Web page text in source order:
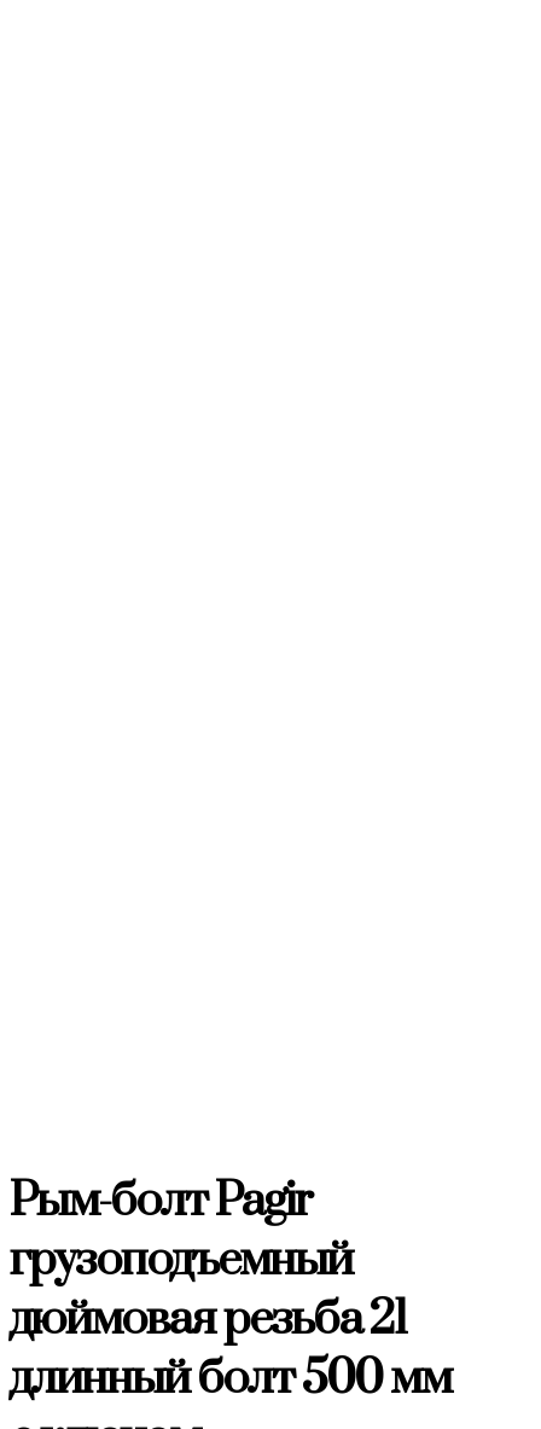
Рым-болт Pagir
грузоподъемный
дюймовая резьба 21
длинный болт 500 мм